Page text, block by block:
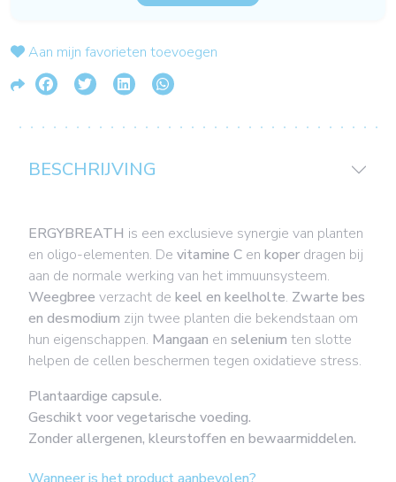
Aan mijn favorieten toevoegen
BESCHRIJVING
ERGYBREATH is een exclusieve synergie van planten
en oligo-elementen. De vitamine C en koper dragen bij
aan de normale werking van het immuunsysteem.
Weegbree verzacht de keel en keelholte. Zwarte bes
en desmodium zijn twee planten die bekendstaan om
hun eigenschappen. Mangaan en selenium ten slotte
helpen de cellen beschermen tegen oxidatieve stress.
Plantaardige capsule.
Geschikt voor vegetarische voeding.
Zonder allergenen, kleurstoffen en bewaarmiddelen.